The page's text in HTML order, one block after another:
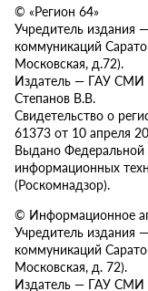
© «Регион 64»
Учредитель издания
коммуникаций
Московская, д.72).
Издатель — ГАУ СМИ
Степанов В.В.
Свидетельство о
61373 от 10 апреля
Выдано Федеральной
информационных
(Роскомнадзор).
© Информационное
Учредитель издания
коммуникаций
Московская, д. 72).
Издатель — ГАУ СМИ